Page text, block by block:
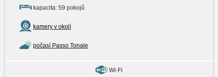
kapacita: 59 pokojů
kamery v okolí
počasí Passo Tonale
Wi-Fi